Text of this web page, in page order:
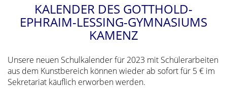
KALENDER DES GOTTHOLD-
EPHRAIM-LESSING-GYMNASIUMS
KAMENZ
Unsere neuen Schulkalender für 2023 mit Schülerarbeiten
aus dem Kunstbereich können wieder ab sofort für 5 € im
Sekretariat käuflich erworben werden.